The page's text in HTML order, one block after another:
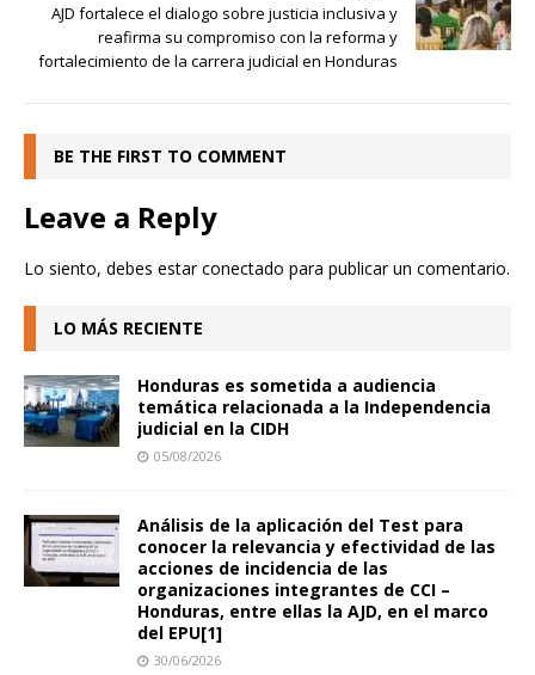
AJD fortalece el dialogo sobre justicia inclusiva y
reafirma su compromiso con la reforma y
fortalecimiento de la carrera judicial en Honduras
BE THE FIRST TO COMMENT
Leave a Reply
Lo siento, debes estarconectado para publicar un comentario.
LO MÁS RECIENTE
Honduras es sometida a audiencia
temática relacionada a la Independencia
judicial en la CIDH
05/08/2026
Análisis de la aplicación del Test para
conocer la relevancia y efectividad de las
acciones de incidencia de las
organizaciones integrantes de CCI –
Honduras, entre ellas la AJD, en el marco
del EPU[1]
30/06/2026